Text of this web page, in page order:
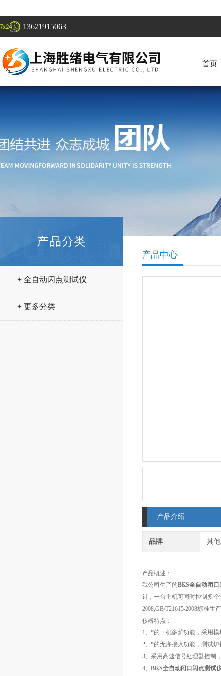
13621915063
首页
产品分类
+ 全自动闪点测试仪
+ 更多分类
产品中心
产品介绍
品牌 其
产品概述：
我公司生产的BKS全自动闭口
计，一台主机可同时控制多
2008;GB/T21615-2008标准生
仪器特点：
1、*的一机多炉功能，采用
2、*的无序接入功能，测试
3、采用高速信号处理器控制
4、 BKS全自动闭口闪点测试